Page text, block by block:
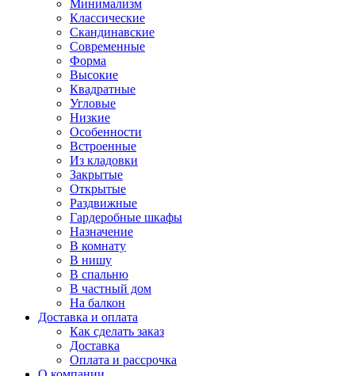
Минимализм
Классические
Скандинавские
Современные
Форма
Высокие
Квадратные
Угловые
Низкие
Особенности
Встроенные
Из кладовки
Закрытые
Открытые
Раздвижные
Гардеробные шкафы
Назначение
В комнату
В нишу
В спальню
В частный дом
На балкон
Доставка и оплата
Как сделать заказ
Доставка
Оплата и рассрочка